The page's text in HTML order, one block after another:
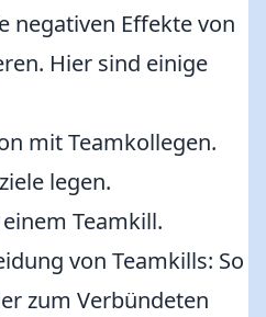
negativen Effekte von
Hier sind einige
mit Teamkollegen.
legen.
Teamkill.
von Teamkills: So
zum Verbündeten